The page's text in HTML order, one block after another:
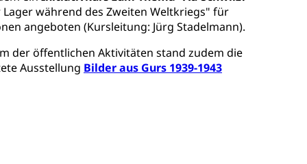
Lager während des Zweiten Weltkriegs" für
angeboten (Kursleitung: Jürg Stadelmann).
der öffentlichen Aktivitäten stand zudem die
Ausstellung Bilder aus Gurs 1939-1943
Luzern)
AHV-Beiträge (WAS Luzern)
AHV-Altersrente (WAS Luzern)
Erwerbsunfähigkeit, Behinderte